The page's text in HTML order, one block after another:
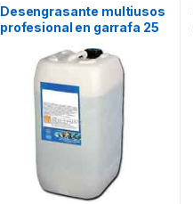
Desengrasante multiusos
profesional en garrafa 25